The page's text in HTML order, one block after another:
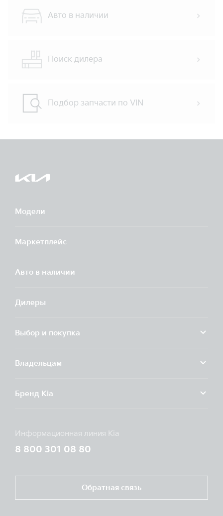
Авто в наличии
Поиск дилера
Подбор запчасти по VIN
Модели
Маркетплейс
Aвто в наличии
Дилеры
Выбор и покупка
Владельцам
Бренд Kia
Информационная линия Kia
8 800 301 08 80
Обратная связь